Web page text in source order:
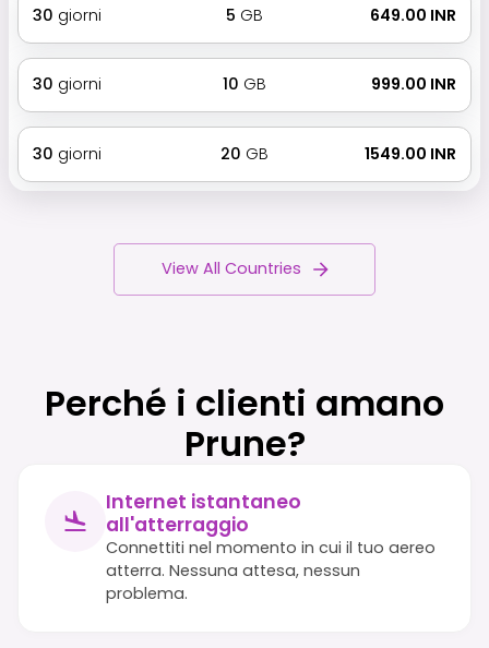
30 giorni 5 GB ₹ 649.00 INR
30 giorni 10 GB ₹ 999.00 INR
30 giorni 20 GB ₹ 1549.00 INR
View All Countries
Perché i clienti amano
Prune?
Internet istantaneo
all'atterraggio
Connettiti nel momento in cui il tuo aereo
atterra. Nessuna attesa, nessun
problema.